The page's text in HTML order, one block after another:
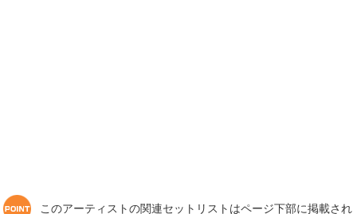
このアーティストの関連セットリストはページ下部に掲載され